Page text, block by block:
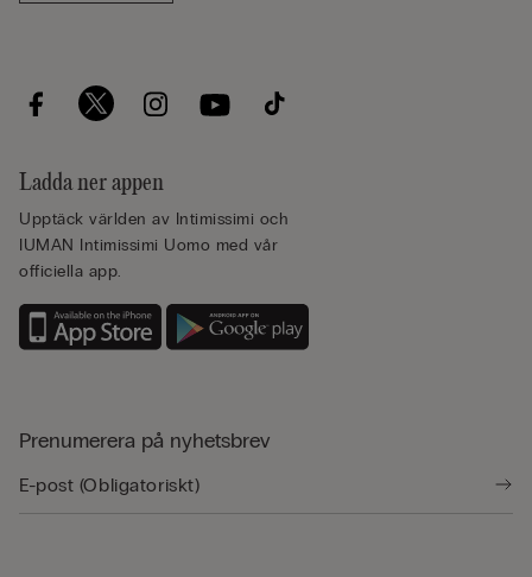
Ladda ner appen
Upptäck världen av Intimissimi och
IUMAN Intimissimi Uomo med vår
officiella app.
Prenumerera på nyhetsbrev